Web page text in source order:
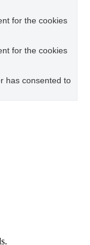
for the cookies
for the cookies
has consented to